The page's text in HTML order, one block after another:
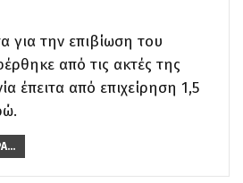
για την επιβίωση του
από τις ακτές της
έπειτα από επιχείρηση 1,5